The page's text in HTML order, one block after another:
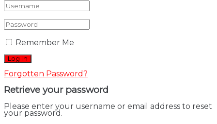
Remember Me
Forgotten Password?
Retrieve your password
Please enter your username or email address to reset
your password.